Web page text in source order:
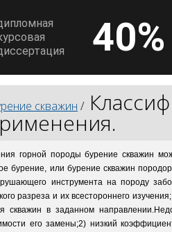
40%
скважин /
горной породы бурение скважин
бурение, или бурение скважин
инструмента на породу
разреза и их всестороннего
скважин в заданном
его замены;2) низкий